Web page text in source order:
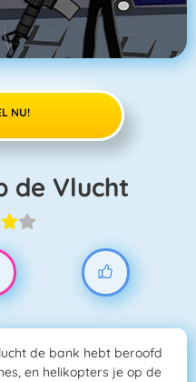
NU!
de Vlucht
de bank hebt beroofd
en helikopters je op de